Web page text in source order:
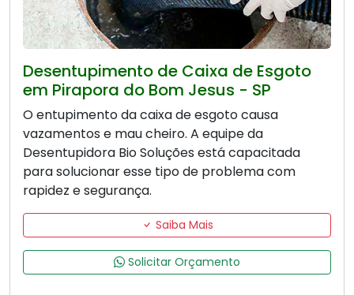
Desentupimento de Caixa de Esgoto
em Pirapora do Bom Jesus - SP
O entupimento da caixa de esgoto causa
vazamentos e mau cheiro. A equipe da
Desentupidora Bio Soluções está capacitada
para solucionar esse tipo de problema com
rapidez e segurança.
Saiba Mais
Solicitar Orçamento